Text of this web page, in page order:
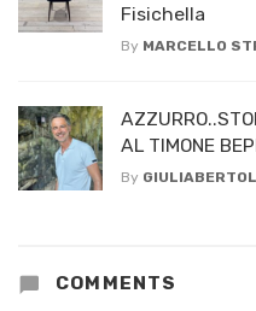
Fisichella
By MARCELLO
AL TIMONE
By
COMMENTS